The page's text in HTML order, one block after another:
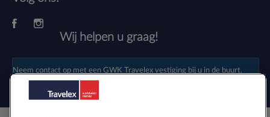
Wij helpen u graag!
Neem contact op met een GWK Travelex vestiging bij u in de buurt.